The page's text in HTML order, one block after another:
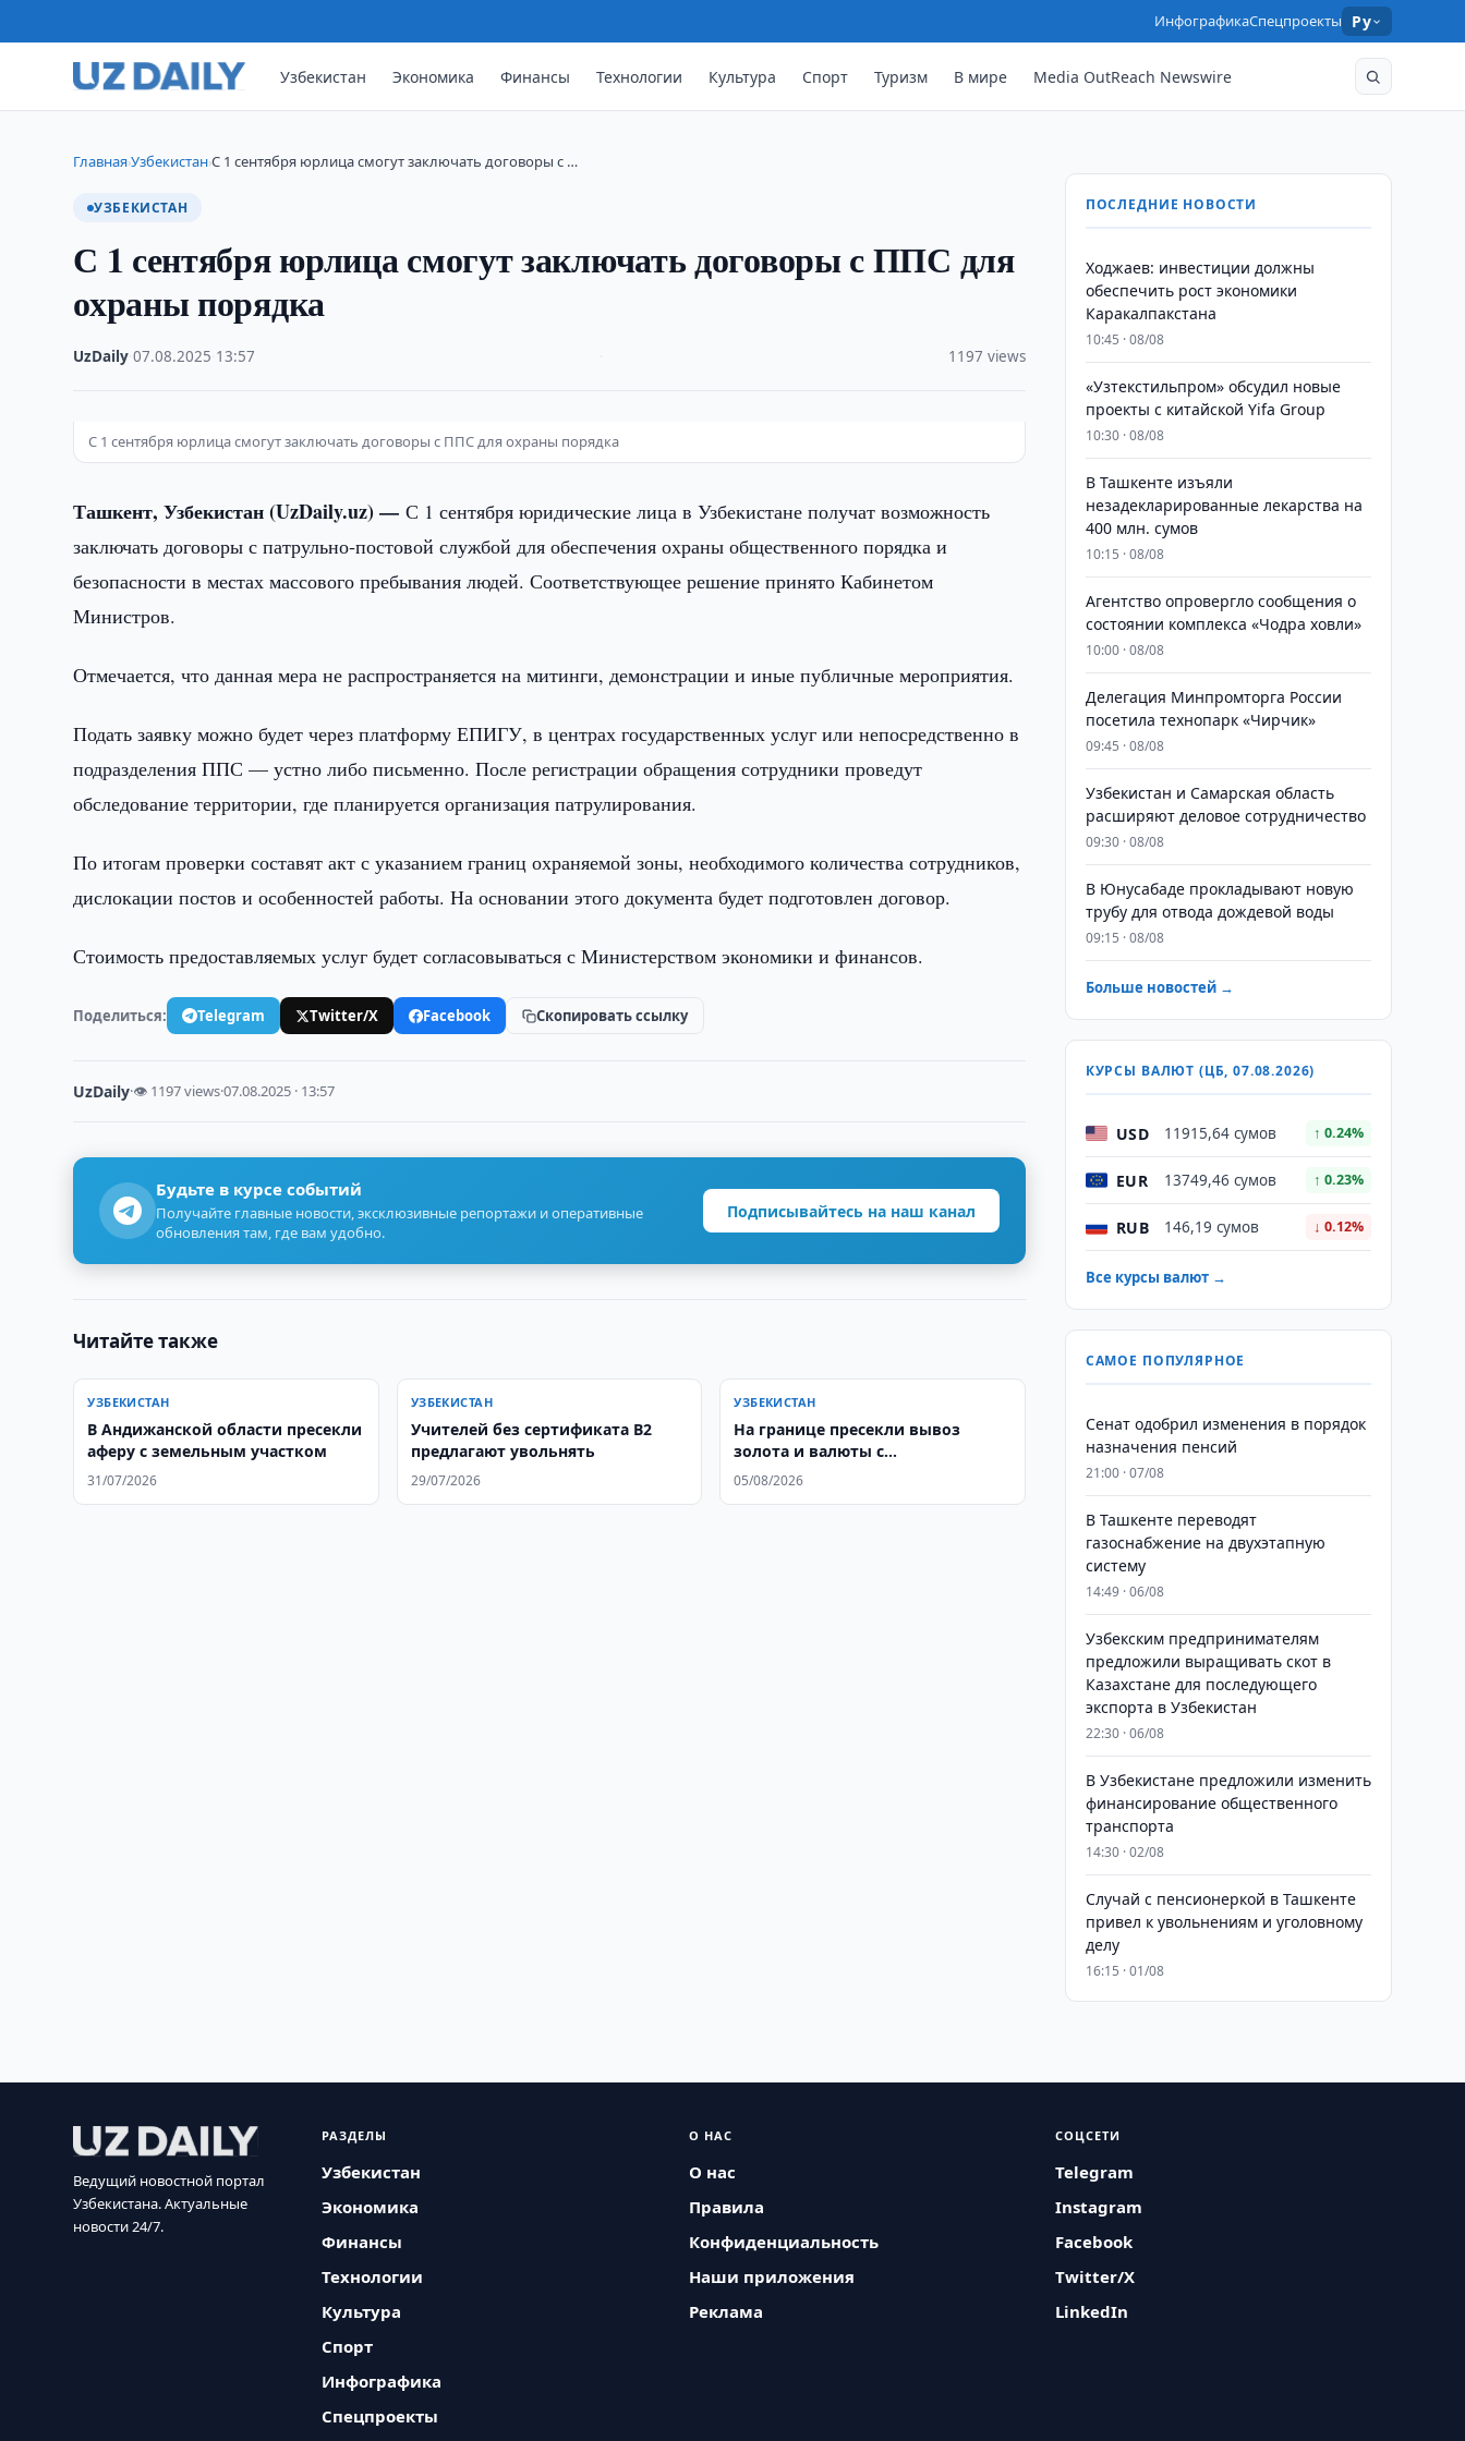
ИнфографикаСпецпроекты Ру
Узбекистан Экономика Финансы Технологии Культура Спорт Туризм В мире Media OutReach Newswire
Главная›Узбекистан›С 1 сентября юрлица смогут заключать договоры с …
УЗБЕКИСТАН
С 1 сентября юрлица смогут заключать договоры с ППС для
охраны порядка
UzDaily ·07.08.2025 13:57 1197 views
С 1 сентября юрлица смогут заключать договоры с ППС для охраны порядка
Ташкент, Узбекистан (UzDaily.uz) —С 1 сентября юридические лица в Узбекистане получат возможность
заключать договоры с патрульно‑постовой службой для обеспечения охраны общественного порядка и
безопасности в местах массового пребывания людей. Соответствующее решение принято Кабинетом
Министров.
Отмечается, что данная мера не распространяется на митинги, демонстрации и иные публичные мероприятия.
Подать заявку можно будет через платформу ЕПИГУ, в центрах государственных услуг или непосредственно в
подразделения ППС — устно либо письменно. После регистрации обращения сотрудники проведут
обследование территории, где планируется организация патрулирования.
По итогам проверки составят акт с указанием границ охраняемой зоны, необходимого количества сотрудников,
дислокации постов и особенностей работы. На основании этого документа будет подготовлен договор.
Стоимость предоставляемых услуг будет согласовываться с Министерством экономики и финансов.
Поделиться: Telegram Twitter/X Facebook Скопировать ссылку
UzDaily·👁 1197 views·07.08.2025 · 13:57
Будьте в курсе событий
Получайте главные новости, эксклюзивные репортажи и оперативные
обновления там, где вам удобно.
Подписывайтесь на наш канал
Читайте также
УЗБЕКИСТАН
В Андижанской области пресекли
аферу с земельным участком
31/07/2026
УЗБЕКИСТАН
Учителей без сертификата B2
предлагают увольнять
29/07/2026
УЗБЕКИСТАН
На границе пресекли вывоз
золота и валюты с
использованием детей
05/08/2026
ПОСЛЕДНИЕ НОВОСТИ
Ходжаев: инвестиции должны
обеспечить рост экономики
Каракалпакстана
10:45 · 08/08
«Узтекстильпром» обсудил новые
проекты с китайской Yifa Group
10:30 · 08/08
​​​​​​​В Ташкенте изъяли
незадекларированные лекарства на
400 млн. сумов
10:15 · 08/08
Агентство опровергло сообщения о
состоянии комплекса «Чодра ховли»
10:00 · 08/08
Делегация Минпромторга России
посетила технопарк «Чирчик»
09:45 · 08/08
Узбекистан и Самарская область
расширяют деловое сотрудничество
09:30 · 08/08
В Юнусабаде прокладывают новую
трубу для отвода дождевой воды
09:15 · 08/08
Больше новостей →
КУРСЫ ВАЛЮТ (ЦБ, 07.08.2026)
USD 11915,64 сумов ↑ 0.24%
EUR 13749,46 сумов ↑ 0.23%
RUB 146,19 сумов ↓ 0.12%
Все курсы валют →
САМОЕ ПОПУЛЯРНОЕ
Сенат одобрил изменения в порядок
назначения пенсий
21:00 · 07/08
В Ташкенте переводят
газоснабжение на двухэтапную
систему
14:49 · 06/08
Узбекским предпринимателям
предложили выращивать скот в
Казахстане для последующего
экспорта в Узбекистан
22:30 · 06/08
В Узбекистане предложили изменить
финансирование общественного
транспорта
14:30 · 02/08
Случай с пенсионеркой в Ташкенте
привел к увольнениям и уголовному
делу
16:15 · 01/08
Ведущий новостной портал
Узбекистана. Актуальные
новости 24/7.
РАЗДЕЛЫ
Узбекистан
Экономика
Финансы
Технологии
Культура
Спорт
Инфографика
Спецпроекты
О НАС
О нас
Правила
Конфиденциальность
Наши приложения
Реклама
СОЦСЕТИ
Telegram
Instagram
Facebook
Twitter/X
LinkedIn